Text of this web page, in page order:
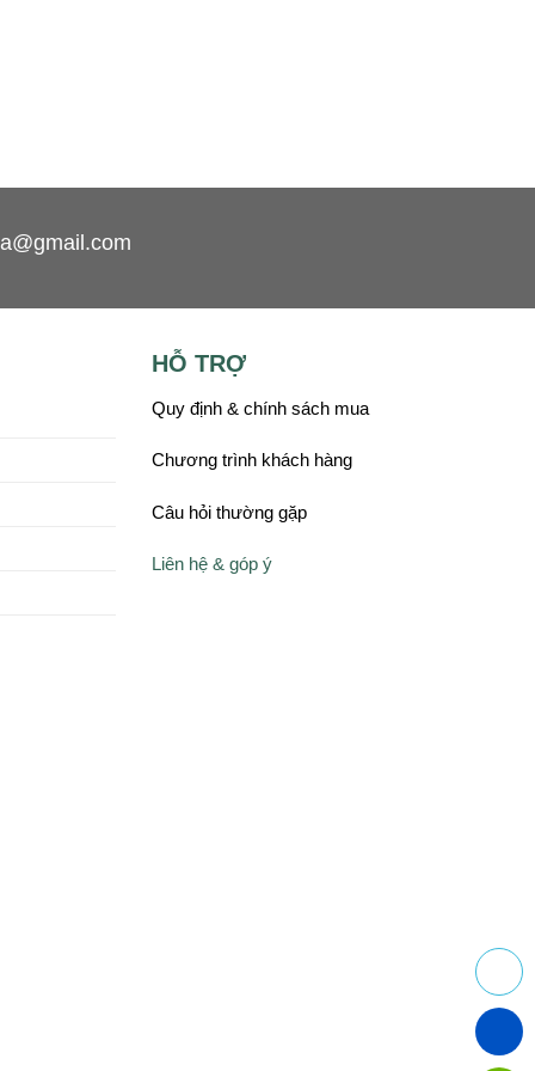
HỖ TRỢ
Quy định & chính sách mua
Chương trình khách hàng
Câu hỏi thường gặp
Liên hệ & góp ý